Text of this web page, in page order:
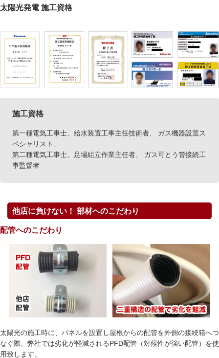
太陽光発電 施工資格
施工資格
第一種電気工事士、給水装置工事主任技術者、 ガス機器設置ス
ペシャリスト、
第二種電気工事士、足場組立作業主任者、 ガス可とう管接続工
事監督者
他店に負けない！ 部材へのこだわり
配管へのこだわり
太陽光の施工時に、パネルを設置し屋根からの配管を外側の接続箱へつ
なぐ際、弊社では劣化が軽減されるPFD配管（対候性が強い配管）を使
用致します。